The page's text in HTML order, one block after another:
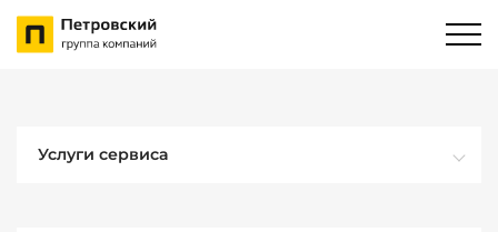
Услуги сервиса